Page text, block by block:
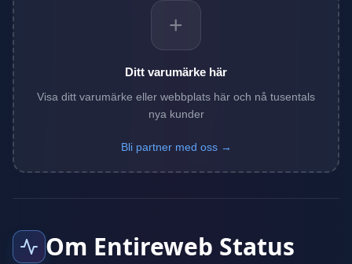
+
Ditt varumärke här
Visa ditt varumärke eller webbplats här och nå tusentals
nya kunder
Bli partner med oss →
Om Entireweb Status